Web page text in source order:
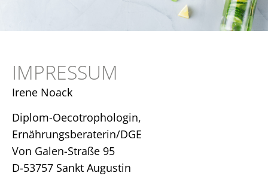
IMPRESSUM
Irene Noack
Diplom-Oecotrophologin,
Ernährungsberaterin/DGE
Von Galen-Straße 95
D-53757 Sankt Augustin